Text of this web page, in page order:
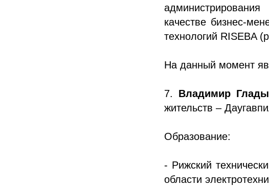
качестве бизнес-
технологий RISEBA
На данный момент
7. Владимир
жительств –
Образование:
- Рижский
области